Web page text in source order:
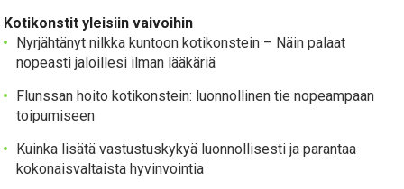
Kotikonstit yleisiin vaivoihin
Nyrjähtänyt nilkka kuntoon kotikonstein – Näin palaat
nopeasti jaloillesi ilman lääkäriä
Flunssan hoito kotikonstein: luonnollinen tie nopeampaan
toipumiseen
Kuinka lisätä vastustuskykyä luonnollisesti ja parantaa
kokonaisvaltaista hyvinvointia